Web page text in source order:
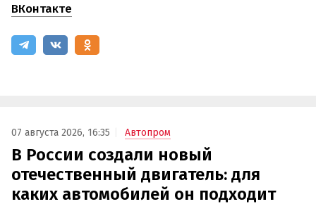
ВКонтакте
07 августа 2026, 16:35 Автопром
В России создали новый
отечественный двигатель: для
каких автомобилей он подходит